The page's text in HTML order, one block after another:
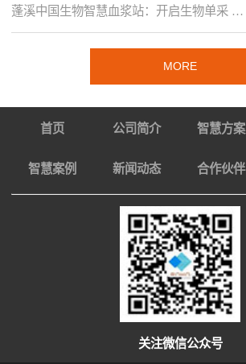
蓬溪中国生物智慧血浆站：开启生物单采 …
MORE
首页 公司简介 智慧方案
智慧案例 新闻动态 合作伙伴
关注微信公众号